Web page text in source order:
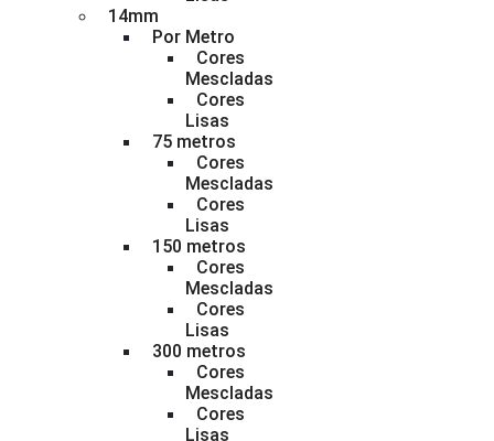
14mm
Por Metro
Cores
Mescladas
Cores
Lisas
75 metros
Cores
Mescladas
Cores
Lisas
150 metros
Cores
Mescladas
Cores
Lisas
300 metros
Cores
Mescladas
Cores
Lisas